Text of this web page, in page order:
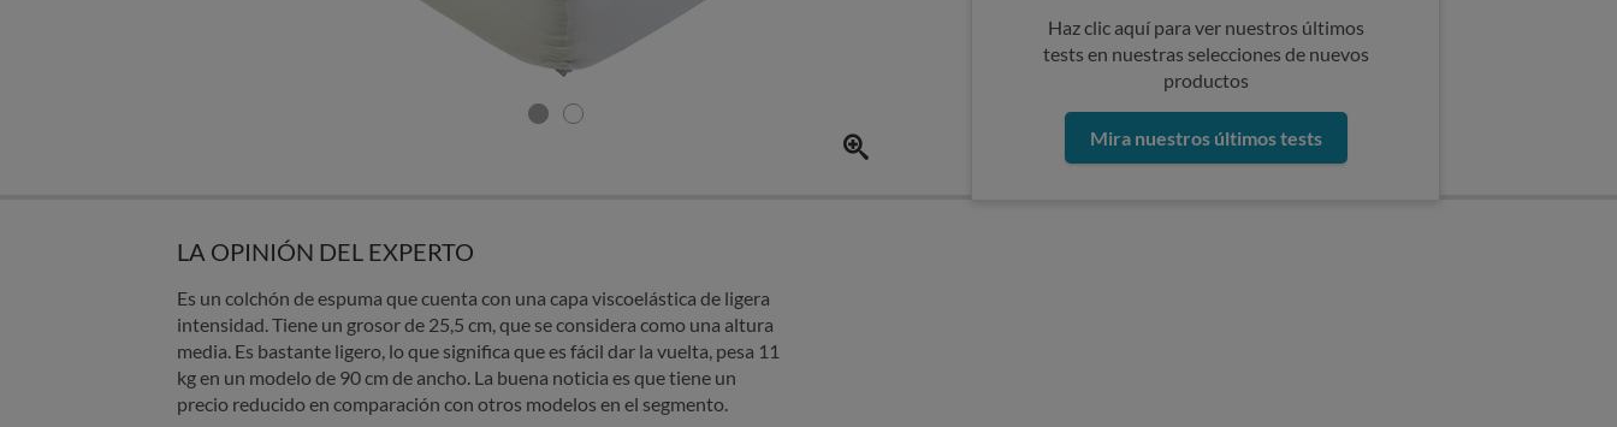
Haz clic aquí para ver nuestros últimos
tests en nuestras selecciones de nuevos
productos
Mira nuestros últimos tests
LA OPINIÓN DEL EXPERTO
Es un colchón de espuma que cuenta con una capa viscoelástica de ligera
intensidad. Tiene un grosor de 25,5 cm, que se considera como una altura
media. Es bastante ligero, lo que significa que es fácil dar la vuelta, pesa 11
kg en un modelo de 90 cm de ancho. La buena noticia es que tiene un
precio reducido en comparación con otros modelos en el segmento.